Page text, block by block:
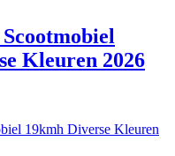
Kleuren 2026